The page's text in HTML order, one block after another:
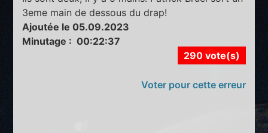
3eme main de dessous du drap!
Ajoutée le 05.09.2023
Minutage : 00:22:37
290 vote(s)
Voter pour cette erreur